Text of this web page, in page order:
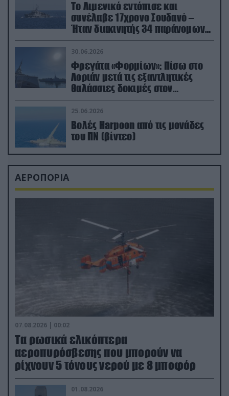
Το Λιμενικό εντόπισε και
συνέλαβε 17χρονο Σουδανό –
Ήταν διακινητής 34 παράνομων
μεταναστών
30.06.2026
Φρεγάτα «Φορμίων»: Πίσω στο
Λοριάν μετά τις εξαντλητικές
θαλάσσιες δοκιμές στον
απαιτητικό Βισκαϊκό
25.06.2026
Βολές Harpoon από τις μονάδες
του ΠΝ (βίντεο)
ΑΕΡΟΠΟΡΙΑ
07.08.2026 | 00:02
Τα ρωσικά ελικόπτερα
αεροπυρόσβεσης που μπορούν να
ρίχνουν 5 τόνους νερού με 8 μποφόρ
01.08.2026